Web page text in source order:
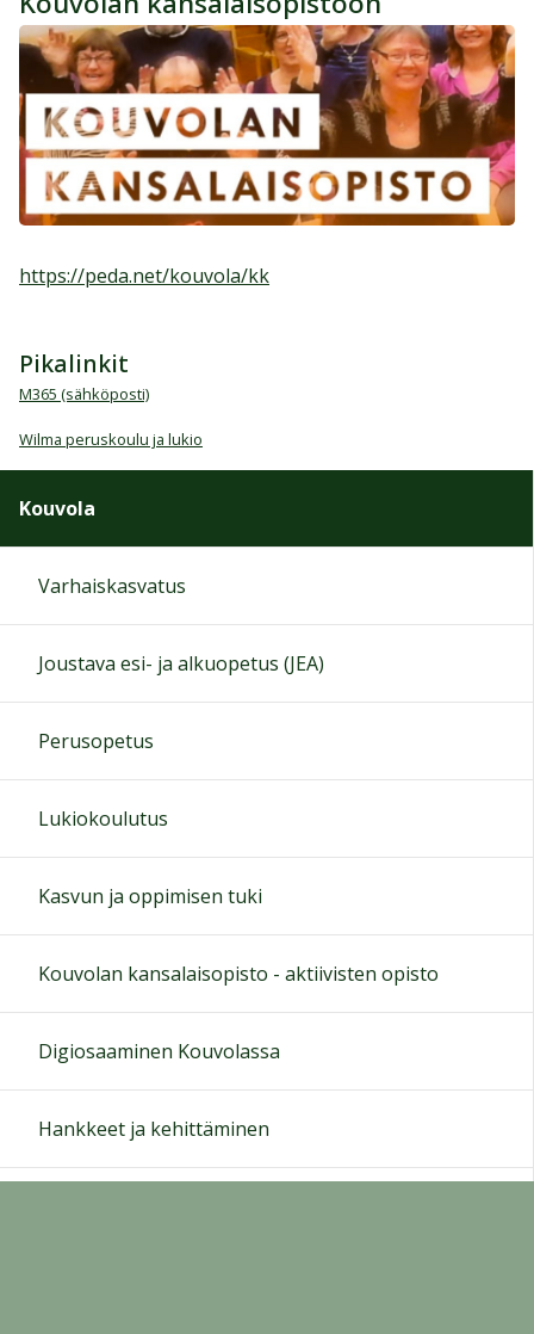
https://peda.net/kouvola/kk
Pikalinkit
M365 (sähköposti)
Wilma peruskoulu ja lukio
Kouvola
Varhaiskasvatus
Joustava esi- ja alkuopetus (JEA)
Perusopetus
Lukiokoulutus
Kasvun ja oppimisen tuki
Kouvolan kansalaisopisto - aktiivisten opisto
Digiosaaminen Kouvolassa
Hankkeet ja kehittäminen